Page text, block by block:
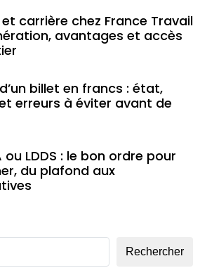
carrière chez France Travail
avantages et accès
billet en francs : état,
erreurs à éviter avant de
ou LDDS : le bon ordre pour
du plafond aux
Rechercher